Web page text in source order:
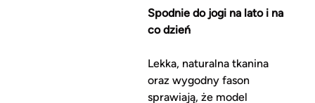
Spodnie do jogi na lato i na
co dzień
Lekka, naturalna tkanina
oraz wygodny fason
sprawiają, że model